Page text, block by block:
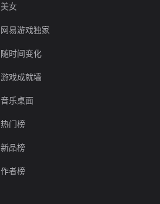
美女
网易游戏独家
随时间变化
游戏成就墙
音乐桌面
热门榜
新品榜
作者榜